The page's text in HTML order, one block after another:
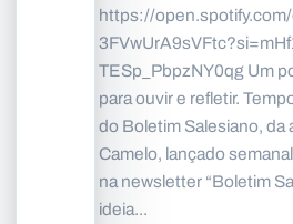
https://
TESp_PbpzNY0qg Um
para ouvir e refletir.
do Boletim Salesiano, da
Camelo, lançado
na newsletter “Boletim
ideia...